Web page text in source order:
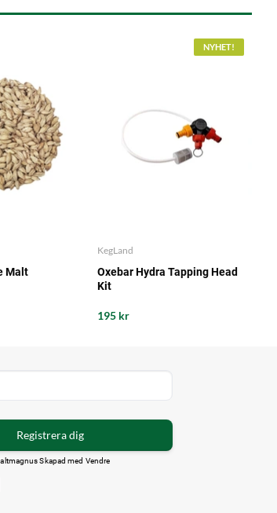
Malt
NYHET!
KegLand
Oxebar Hydra Tapping Head
Kit
195 kr
Registrera dig
Skapad med Vendre